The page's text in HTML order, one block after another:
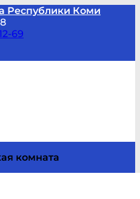
Республики Коми
69
комната